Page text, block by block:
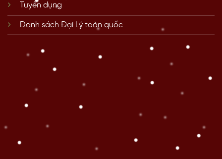
Tuyển dụng
Danh sách Đại Lý toàn quốc